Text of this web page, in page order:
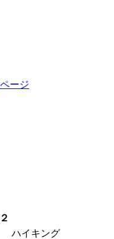
ージ
ハイキング